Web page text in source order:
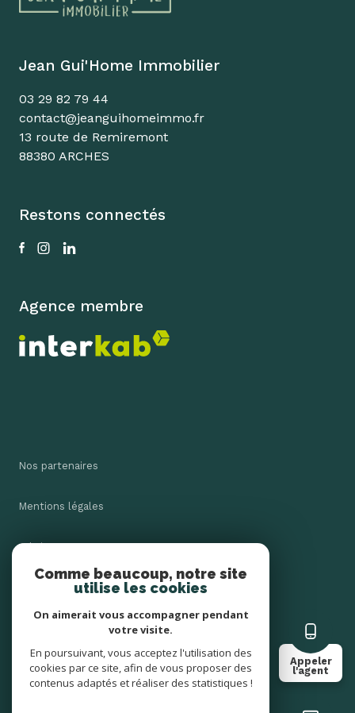
Appeler
l'agent
Jean Gui'Home Immobilier
03 29 82 79 44
contact@jeanguihomeimmo.fr
13 route de Remiremont
88380 ARCHES
Restons connectés
Agence membre
Nos partenaires
Mentions légales
Admin
Nos honoraires
Cookies
Comme beaucoup, notre site
utilise les cookies
On aimerait vous accompagner pendant
votre visite.
En poursuivant, vous acceptez l'utilisation des
cookies par ce site, afin de vous proposer des
contenus adaptés et réaliser des statistiques !